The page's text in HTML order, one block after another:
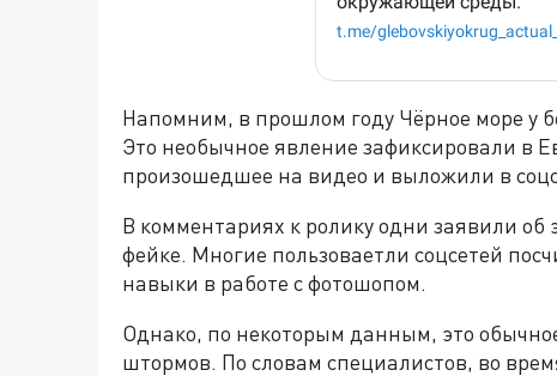
Напомним, в прошлом году Чёрное море у
Это необычное явление зафиксировали в
произошедшее на видео и выложили в
В комментариях к ролику одни заявили об
фейке. Многие пользоваетли соцсетей
навыки в работе с фотошопом.
Однако, по некоторым данным, это
штормов. По словам специалистов, во